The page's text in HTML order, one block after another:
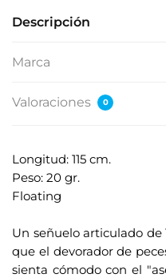
Descripción
Marca
Valoraciones 0
Longitud: 115 cm.
Peso: 20 gr.
Floating
Un señuelo articulado de
que el devorador de
sienta cómodo con el